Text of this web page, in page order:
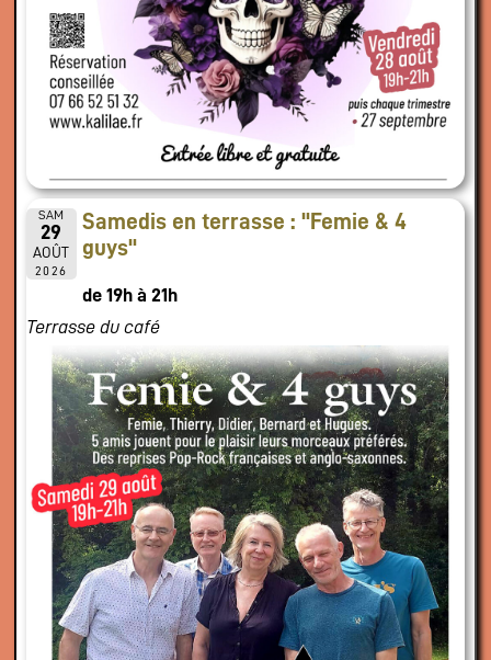
SAM
29
AOÛT
2026
Samedis en terrasse : "Femie & 4
guys"
de 19h à 21h
Terrasse du café